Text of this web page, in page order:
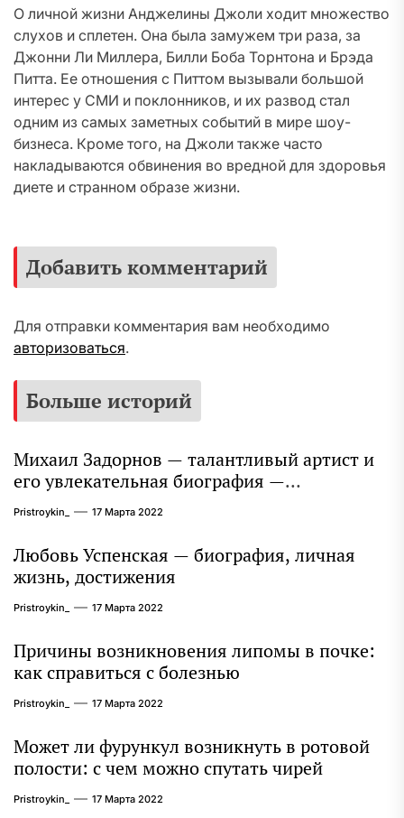
О личной жизни Анджелины Джоли ходит множество
слухов и сплетен. Она была замужем три раза, за
Джонни Ли Миллера, Билли Боба Торнтона и Брэда
Питта. Ее отношения с Питтом вызывали большой
интерес у СМИ и поклонников, и их развод стал
одним из самых заметных событий в мире шоу-
бизнеса. Кроме того, на Джоли также часто
накладываются обвинения во вредной для здоровья
диете и странном образе жизни.
Добавить комментарий
Для отправки комментария вам необходимо
авторизоваться.
Больше историй
Михаил Задорнов — талантливый артист и
его увлекательная биография —
выдающиеся достижения, известность и
интересные факты из личной жизни!
Pristroykin_ 17 Марта 2022
Любовь Успенская — биография, личная
жизнь, достижения
Pristroykin_ 17 Марта 2022
Причины возникновения липомы в почке:
как справиться с болезнью
Pristroykin_ 17 Марта 2022
Может ли фурункул возникнуть в ротовой
полости: с чем можно спутать чирей
Pristroykin_ 17 Марта 2022